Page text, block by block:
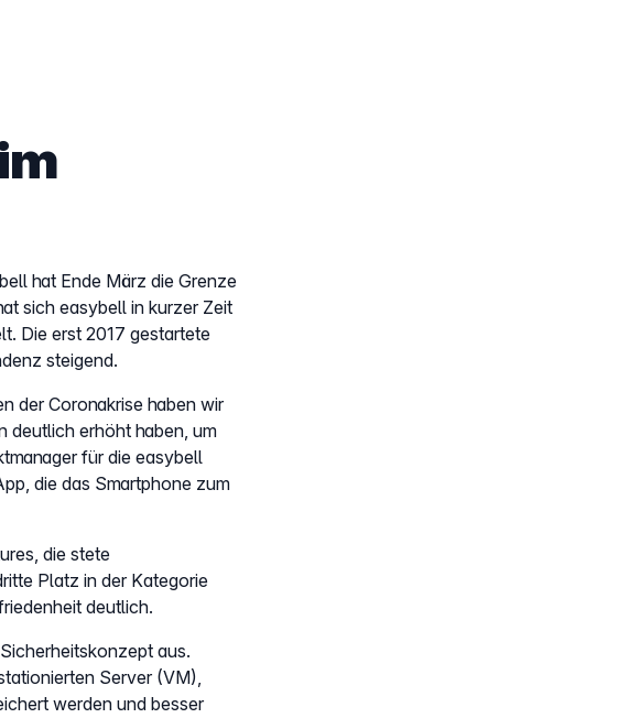
hat Ende März die Grenze
sich easybell in kurzer Zeit
Die erst 2017 gestartete
steigend.
der Coronakrise haben wir
deutlich erhöht haben, um
für die easybell
die das Smartphone zum
die stete
Platz in der Kategorie
deutlich.
aus.
Server (VM),
werden und besser